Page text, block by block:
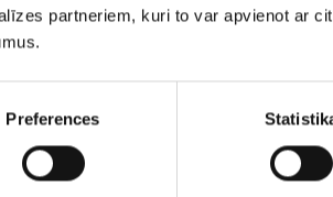
partneriem, kuri to var apvienot ar
Preferences
коробке